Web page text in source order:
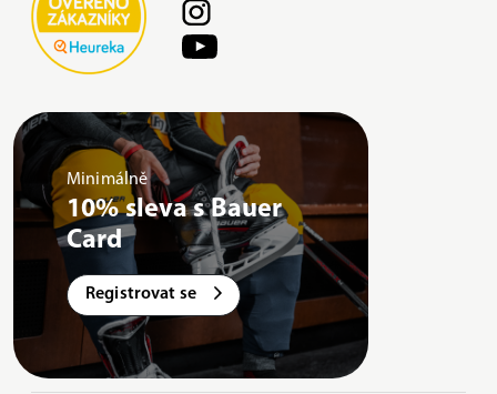
Minimálně
10% sleva s Bauer
Card
Registrovat se